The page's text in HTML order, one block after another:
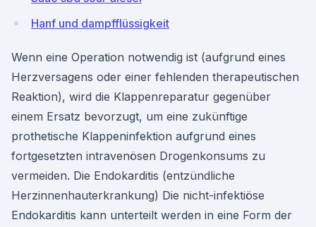
Hanf und dampfflüssigkeit
Wenn eine Operation notwendig ist (aufgrund eines
Herzversagens oder einer fehlenden therapeutischen
Reaktion), wird die Klappenreparatur gegenüber
einem Ersatz bevorzugt, um eine zukünftige
prothetische Klappeninfektion aufgrund eines
fortgesetzten intravenösen Drogenkonsums zu
vermeiden. Die Endokarditis (entzündliche
Herzinnenhauterkrankung) Die nicht-infektiöse
Endokarditis kann unterteilt werden in eine Form der